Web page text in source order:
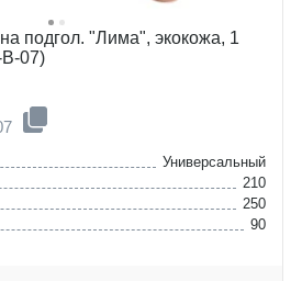
подгол. "Лима", экокожа, 1
07)
Универсальный
210
250
90